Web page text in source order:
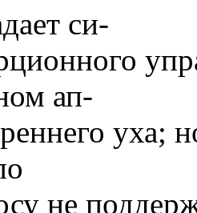
си-
ап-
уха;
не